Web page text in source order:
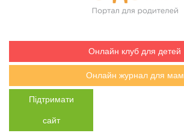
Онлайн клуб для детей
Онлайн журнал для мам
Підтримати
сайт